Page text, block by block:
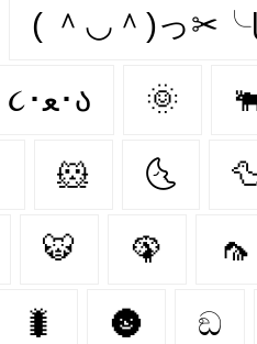
( ＾◡＾)っ
૮･ﻌ･ა 🌞
🐹 🌜
🐯 🦚 🦟
🐛 🌚 ඞ